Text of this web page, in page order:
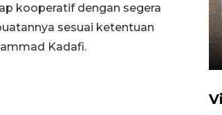
kooperatif dengan segera
sesuai ketentuan
Kadafi.
- Arus libur Panjang ke
meningkat
2026 10:33